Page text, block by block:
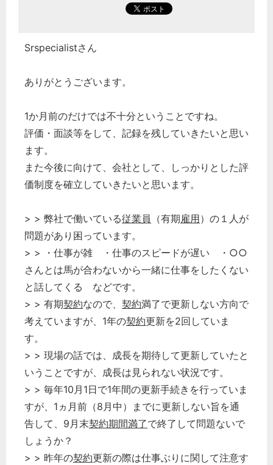
Srspecialistさん
ありがとうございます。
1か月前のだけでは不十分ということですね。
評価・面談等をして、記録を残していきたいと思い
ます。
また今後に向けて、会社として、しっかりとした評
価制度を確立していきたいと思います。
> > 弊社で働いている従業員 （有期雇用）の１人が
問題があり困っています。
> > ・仕事が雑 ・仕事のスピードが遅い ・○○
さんとは馬が合わないから一緒に仕事をしたくない
と話してくる などです。
> > 有期契約なので、 契約満了で更新しない方向で
考えていますが、1年の契約更新を2回していま
す。
> > 現場の話では、成長を期待して更新していたと
いうことですが、成長は見られない状況です。
> > 毎年10月1日で1年間の更新手続きを行っていま
すが、1ヵ月前（8月中）までに更新しない旨を通
告して、9月末契約期間満了で終了して問題ないで
しょうか？
> > 昨年の契約更新の際は仕事ぶりに関して注意す
選択してください
労務管理
税務経理
経営の知恵
総務の給湯室
次へ